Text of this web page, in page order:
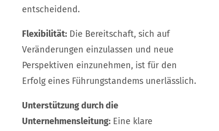
entscheidend.
Flexibilität:Die Bereitschaft, sich auf
Veränderungen einzulassen und neue
Perspektiven einzunehmen, ist für den
Erfolg eines Führungstandems unerlässlich.
Unterstützung durch die
Unternehmensleitung:Eine klare